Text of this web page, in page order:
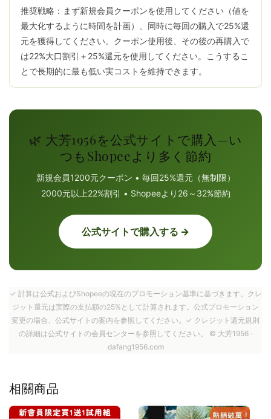
推奨戦略：まず新規会員クーポンを使用してください（値を
最大化するように時間を計画）、同時に毎回の購入で25%還
元を獲得してください。クーポン使用後、その後の再購入で
は22%大口割引＋25%還元を使用してください。こうするこ
とで長期的に最も低い実コストを維持できます。
🌿 大芳1956を公式サイトで購入—い
つもShopeeより多く節約
新規会員1200元クーポン • 毎回25%還元（無制限）
2000元以上22%割引 • Shopeeより26～32%節約
公式サイトで購入する →
✓ 計算は公式およびShopeeの現在のプロモーション基準に基づきます。クレ
ジット還元は実際の支払額の25%として計算されます。公式プロモーション
変更の場合、公式サイトの案内を参照してください。✓ クレジット還元規則
の詳細は公式サイトの会員センターを参照してください。 © 大芳1956 ·
dafang1956.com
相關商品